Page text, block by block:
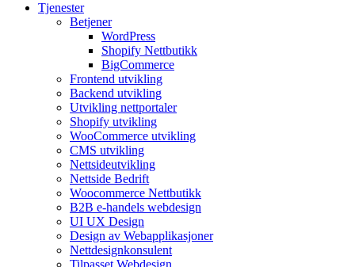
Tjenester
Betjener
WordPress
Shopify Nettbutikk
BigCommerce
Frontend utvikling
Backend utvikling
Utvikling nettportaler
Shopify utvikling
WooCommerce utvikling
CMS utvikling
Nettsideutvikling
Nettside Bedrift
Woocommerce Nettbutikk
B2B e-handels webdesign
UI UX Design
Design av Webapplikasjoner
Nettdesignkonsulent
Tilpasset Webdesign